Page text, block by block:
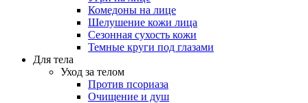
Комедоны на лице
Шелушение кожи лица
Сезонная сухость кожи
Темные круги под глазами
Для тела
Уход за телом
Против псориаза
Очищение и душ